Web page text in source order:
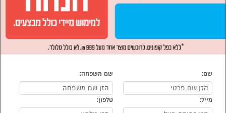
שם: שם משפחה:
מייל: טלפון: